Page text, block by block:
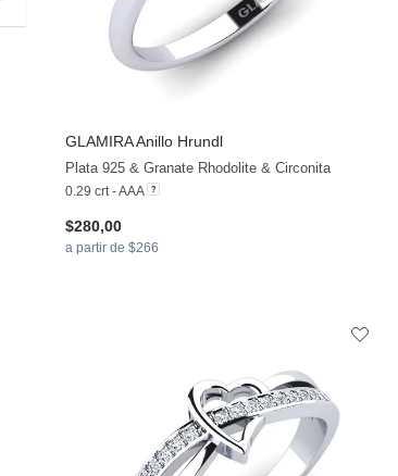
GLAMIRAAnillo Hrundl
Plata 925 & Granate Rhodolite & Circonita
0.29 crt - AAA
$280,00
a partir de $266